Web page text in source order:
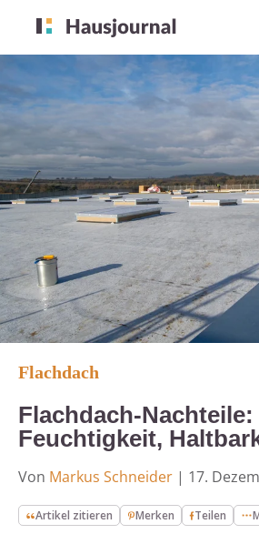
Flachdach
Flachdach-
Feuchtigkeit,
Von Markus Schneider | 17.
Artikel zitieren Merken Teilen